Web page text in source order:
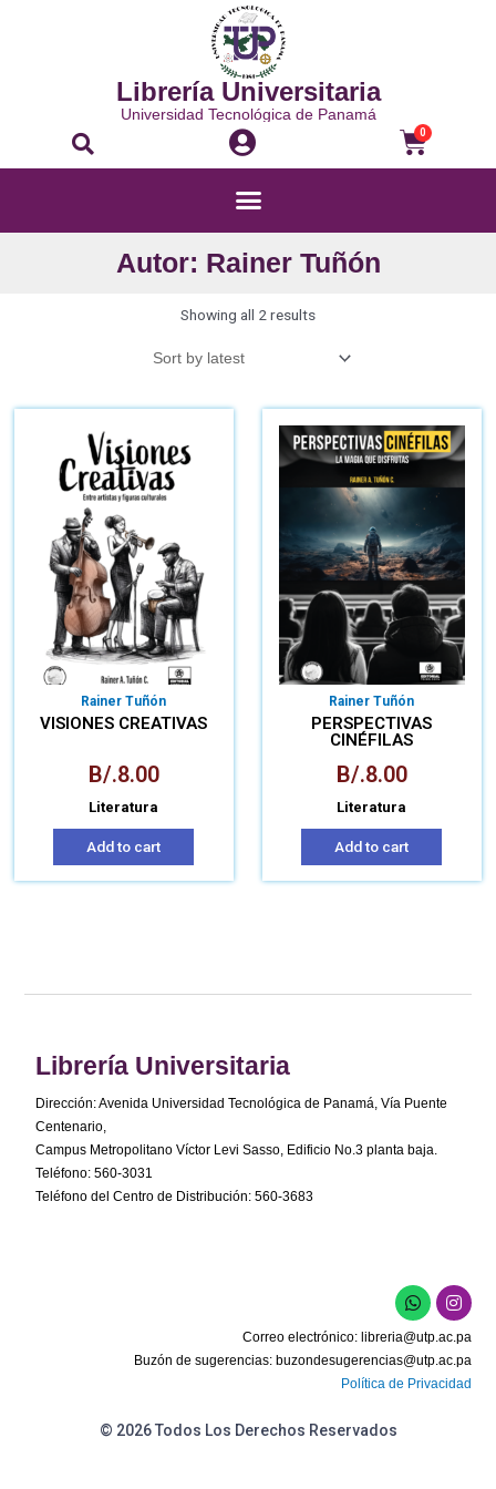
Librería Universitaria
Universidad Tecnológica de Panamá
0
Autor: Rainer Tuñón
Showing all 2 results
Rainer Tuñón
VISIONES CREATIVAS
B/.8.00
Literatura
Add to cart
Rainer Tuñón
PERSPECTIVAS
CINÉFILAS
B/.8.00
Literatura
Add to cart
Librería Universitaria
Dirección: Avenida Universidad Tecnológica de Panamá, Vía Puente
Centenario,
Campus Metropolitano Víctor Levi Sasso, Edificio No.3 planta baja.
Teléfono: 560-3031
Teléfono del Centro de Distribución: 560-3683
Correo electrónico: libreria@utp.ac.pa
Buzón de sugerencias: buzondesugerencias@utp.ac.pa
Política de Privacidad
© 2026 Todos Los Derechos Reservados